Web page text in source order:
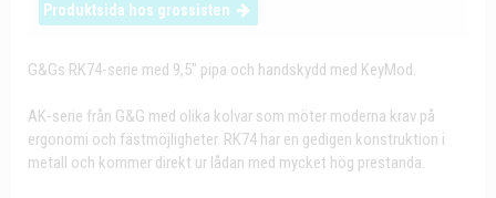
Produktsida hos grossisten
G&Gs RK74-serie med 9,5" pipa och handskydd med KeyMod.
AK-serie från G&G med olika kolvar som möter moderna krav på
ergonomi och fästmöjligheter. RK74 har en gedigen konstruktion i
metall och kommer direkt ur lådan med mycket hög prestanda.